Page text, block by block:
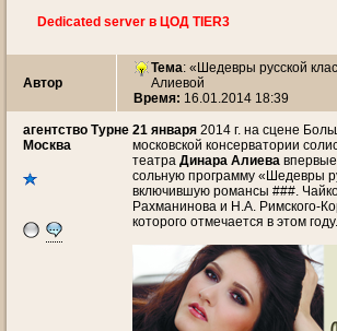
Dedicated server в ЦОД TIER3
Автор
Тема: «Шедевры русской
Алиевой
Время: 16.01.2014 18:39
агентство Турне
Москва
21 января 2014 г. на сцене
московской консерватории
театра Динара Алиева
сольную программу «Шедевры
включившую романсы ###.
Рахманинова и Н.А. Римского-
которого отмечается в этом году.